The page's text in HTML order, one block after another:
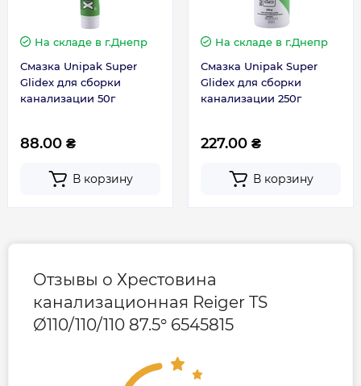
На складе в г.Днепр
Смазка Unipak Super
Glidex для сборки
канализации 50г
88.00 ₴
В корзину
На складе в г.Днепр
Смазка Unipak Super
Glidex для сборки
канализации 250г
227.00 ₴
В корзину
Отзывы о Хрестовина
канализационная Reiger TS
Ø110/110/110 87.5° 6545815